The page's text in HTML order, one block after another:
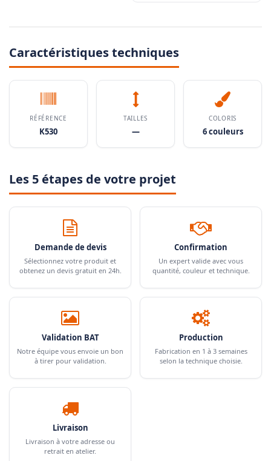
Caractéristiques techniques
RÉFÉRENCE
K530
TAILLES
—
COLORIS
6 couleurs
Les 5 étapes de votre projet
Demande de devis
Sélectionnez votre produit et
obtenez un devis gratuit en 24h.
Confirmation
Un expert valide avec vous
quantité, couleur et technique.
Validation BAT
Notre équipe vous envoie un bon
à tirer pour validation.
Production
Fabrication en 1 à 3 semaines
selon la technique choisie.
Livraison
Livraison à votre adresse ou
retrait en atelier.